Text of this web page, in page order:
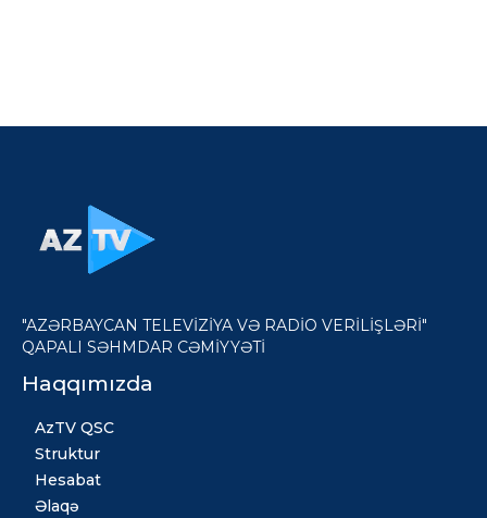
"AZƏRBAYCAN TELEVİZİYA VƏ RADİO VERİLİŞLƏRİ"
QAPALI SƏHMDAR CƏMİYYƏTİ
Haqqımızda
AzTV QSC
Struktur
Hesabat
Əlaqə